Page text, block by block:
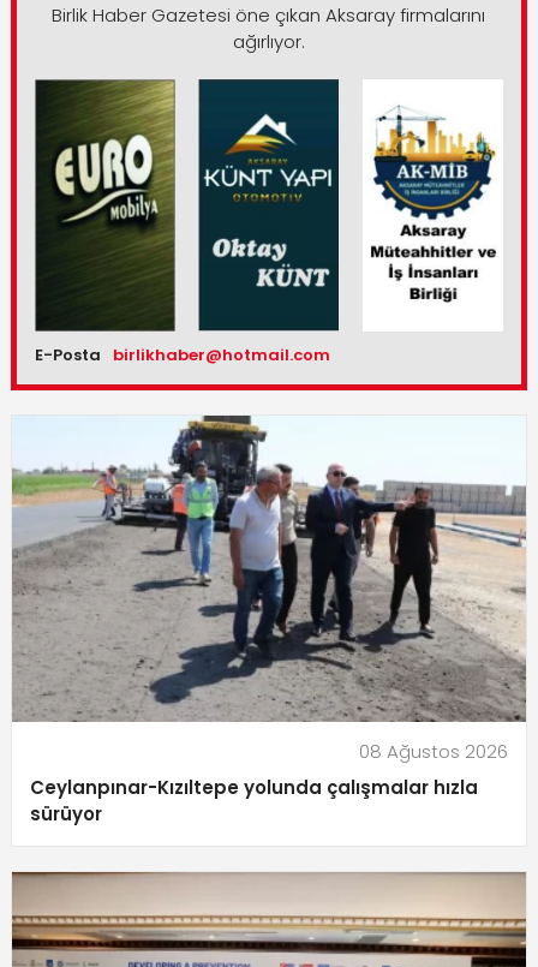
Birlik Haber Gazetesi öne çıkan Aksaray firmalarını
ağırlıyor.
E-Posta birlikhaber@hotmail.com
08 Ağustos 2026
Ceylanpınar-Kızıltepe yolunda çalışmalar hızla
sürüyor